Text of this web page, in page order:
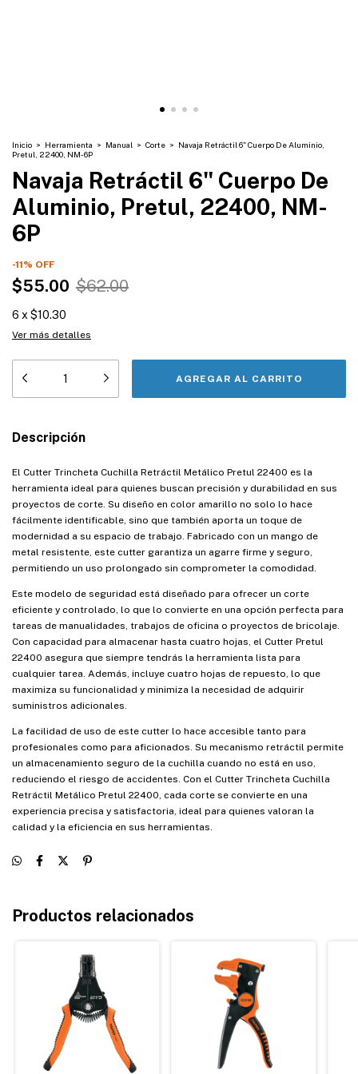
Inicio > Herramienta > Manual > Corte > Navaja Retráctil 6" Cuerpo De Aluminio,
Pretul, 22400, NM-6P
Navaja Retráctil 6" Cuerpo De
Aluminio, Pretul, 22400, NM-
6P
-11% OFF
$55.00 $62.00
6 x $10.30
Ver más detalles
Descripción
El Cutter Trincheta Cuchilla Retráctil Metálico Pretul 22400 es la
herramienta ideal para quienes buscan precisión y durabilidad en sus
proyectos de corte. Su diseño en color amarillo no solo lo hace
fácilmente identificable, sino que también aporta un toque de
modernidad a su espacio de trabajo. Fabricado con un mango de
metal resistente, este cutter garantiza un agarre firme y seguro,
permitiendo un uso prolongado sin comprometer la comodidad.
Este modelo de seguridad está diseñado para ofrecer un corte
eficiente y controlado, lo que lo convierte en una opción perfecta para
tareas de manualidades, trabajos de oficina o proyectos de bricolaje.
Con capacidad para almacenar hasta cuatro hojas, el Cutter Pretul
22400 asegura que siempre tendrás la herramienta lista para
cualquier tarea. Además, incluye cuatro hojas de repuesto, lo que
maximiza su funcionalidad y minimiza la necesidad de adquirir
suministros adicionales.
La facilidad de uso de este cutter lo hace accesible tanto para
profesionales como para aficionados. Su mecanismo retráctil permite
un almacenamiento seguro de la cuchilla cuando no está en uso,
reduciendo el riesgo de accidentes. Con el Cutter Trincheta Cuchilla
Retráctil Metálico Pretul 22400, cada corte se convierte en una
experiencia precisa y satisfactoria, ideal para quienes valoran la
calidad y la eficiencia en sus herramientas.
Productos relacionados